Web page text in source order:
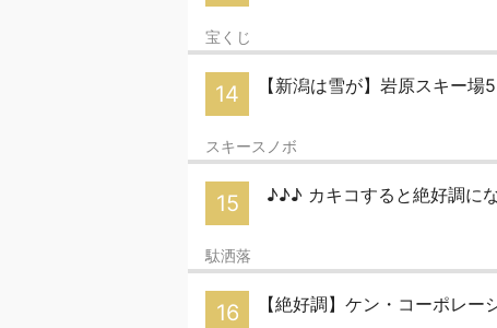
宝くじ
14 【新潟は雪が】岩原スキー場
スキースノボ
15 ♪♪♪ カキコすると絶好調に
駄洒落
16 【絶好調】ケン・コーポレー